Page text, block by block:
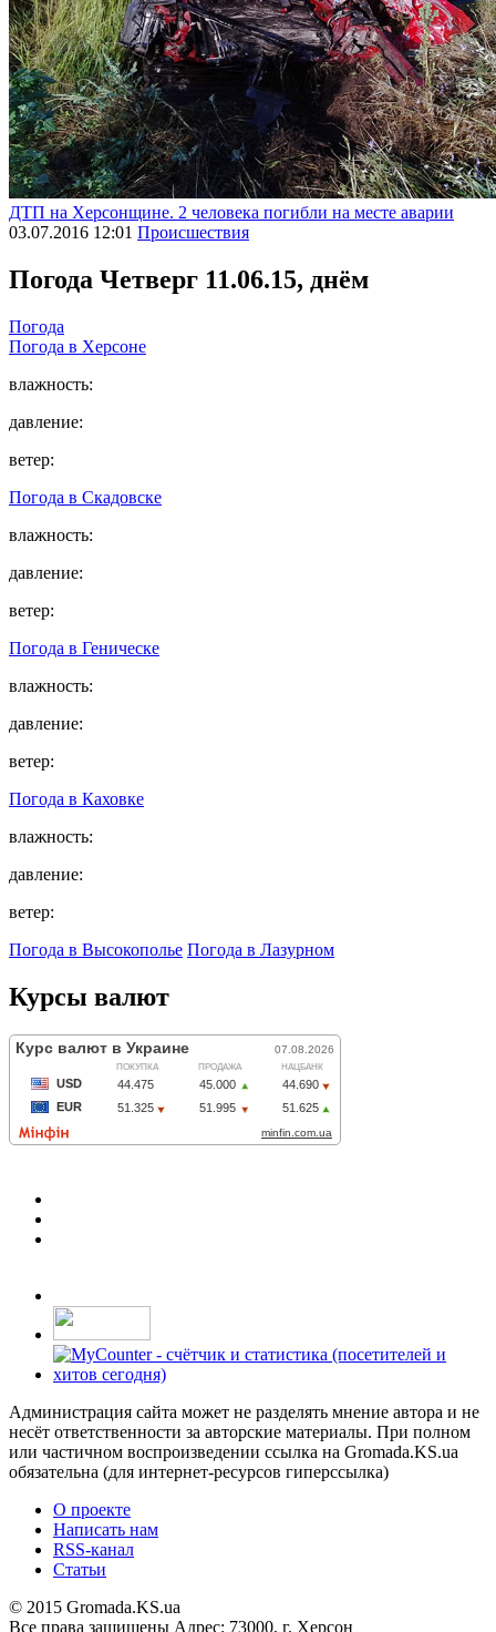
ДТП на Херсонщине. 2 человека погибли на месте аварии
03.07.2016 12:01 Происшествия
Погода Четверг 11.06.15, днём
Погода
Погода в Херсоне
влажность:
давление:
ветер:
Погода в Скадовске
влажность:
давление:
ветер:
Погода в Геническе
влажность:
давление:
ветер:
Погода в Каховке
влажность:
давление:
ветер:
Погода в Высокополье Погода в Лазурном
Курсы валют
Администрация сайта может не разделять мнение автора и не
несёт ответственности за авторские материалы. При полном
или частичном воспроизведении ссылка на Gromada.KS.ua
обязательна (для интернет-ресурсов гиперссылка)
О проекте
Написать нам
RSS-канал
Статьи
© 2015 Gromada.KS.ua
Все права защищены Адрес: 73000, г. Херсон